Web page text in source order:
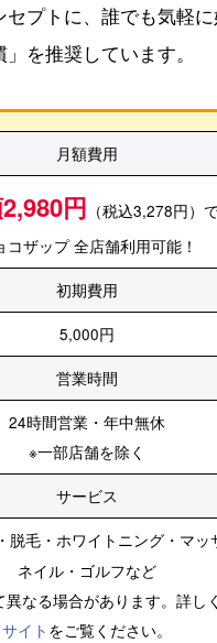
セプトに、誰でも気軽
」を推奨しています。
月額費用
円 （税込3,278円）
コザップ 全店舗利用可能！
初期費用
5,000円
営業時間
24時間営業・年中無休
※一部店舗を除く
サービス
脱毛・ホワイトニング・マッ
ネイル・ゴルフなど
異なる場合があります。詳し
サイト をご覧ください。